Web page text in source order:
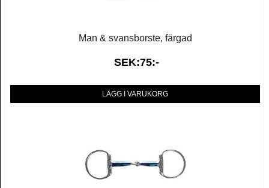
Man & svansborste, färgad
SEK:75:-
LÄGG I VARUKORG